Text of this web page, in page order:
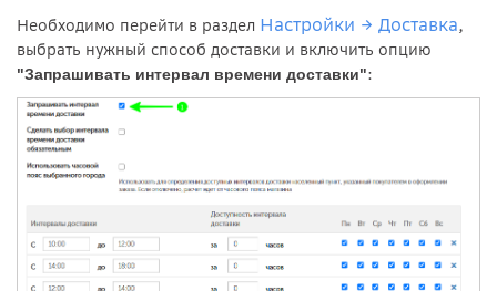
Необходимо перейти в раздел Настройки → Доставка,
выбрать нужный способ доставки и включить опцию
"Запрашивать интервал времени доставки":